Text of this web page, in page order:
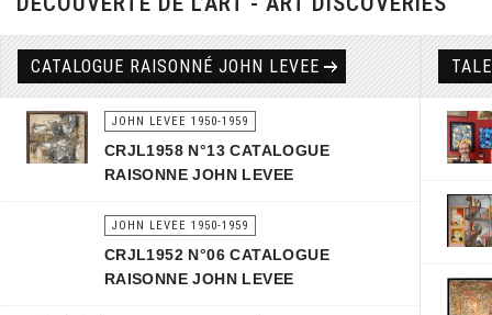
CATALOGUE RAISONNÉ JOHN LEVEE
JOHN LEVEE 1950-1959
CRJL1958 N°13 CATALOGUE
RAISONNE JOHN LEVEE
JOHN LEVEE 1950-1959
CRJL1952 N°06 CATALOGUE
RAISONNE JOHN LEVEE